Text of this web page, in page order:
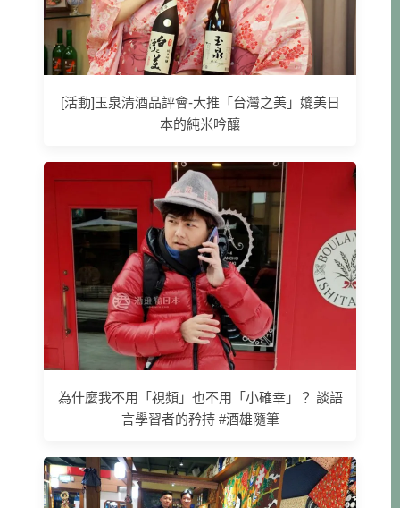
[活動]玉泉清酒品評會-大推「台灣之美」媲美日
本的純米吟釀
為什麼我不用「視頻」也不用「小確幸」？ 談語
言學習者的矜持 #酒雄隨筆